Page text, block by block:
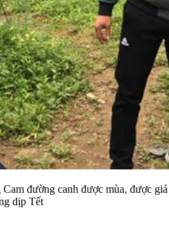
đường canh được mùa, được giá
dịp Tết